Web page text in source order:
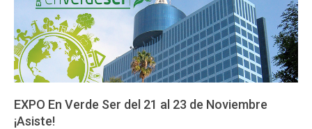
EXPO En Verde Ser del 21 al 23 de Noviembre
¡Asiste!